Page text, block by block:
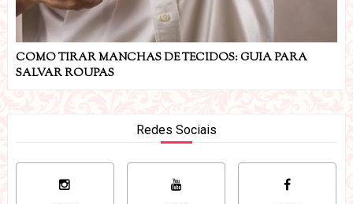
COMO TIRAR MANCHAS DE TECIDOS: GUIA PARA
SALVAR ROUPAS
Redes Sociais